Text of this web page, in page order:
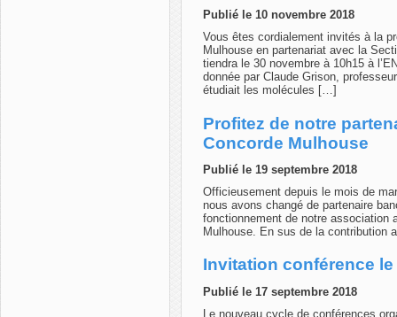
Publié le 10 novembre 2018
Vous êtes cordialement invités à la
Mulhouse en partenariat avec la
tiendra le 30 novembre à 10h15 à
donnée par Claude Grison,
étudiait les molécules […]
Profitez de notre
Concorde Mulhouse
Publié le 19 septembre 2018
Officieusement depuis le mois de
nous avons changé de partenaire
fonctionnement de notre association
Mulhouse. En sus de la contribution
Invitation conférence
Publié le 17 septembre 2018
Le nouveau cycle de conférences